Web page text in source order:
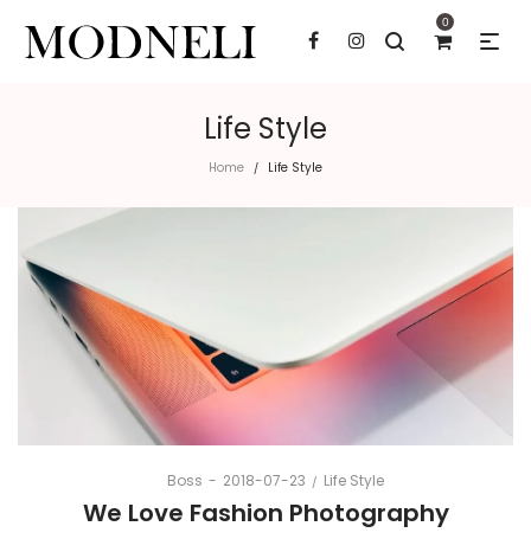
0
Life Style
Home / Life Style
Boss
Posted
on
2018-07-23
Posted
Life Style
We Love Fashion Photography